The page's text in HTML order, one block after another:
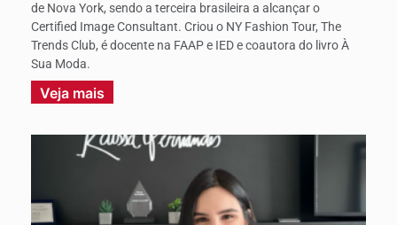
de Nova York, sendo a terceira brasileira a alcançar o
Certified Image Consultant. Criou o NY Fashion Tour, The
Trends Club, é docente na FAAP e IED e coautora do livro À
Sua Moda.
Veja mais